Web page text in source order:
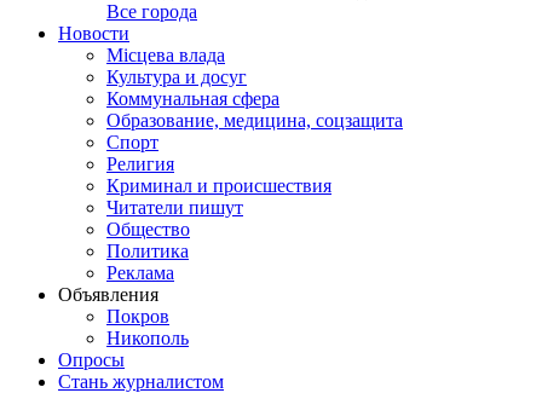
Все города
Новости
Місцева влада
Культура и досуг
Коммунальная сфера
Образование, медицина, соцзащита
Спорт
Религия
Криминал и происшествия
Читатели пишут
Общество
Политика
Реклама
Объявления
Покров
Никополь
Опросы
Стань журналистом